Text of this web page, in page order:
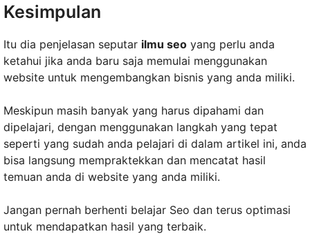
Kesimpulan
Itu dia penjelasan seputar ilmu seo yang perlu anda
ketahui jika anda baru saja memulai menggunakan
website untuk mengembangkan bisnis yang anda miliki.
Meskipun masih banyak yang harus dipahami dan
dipelajari, dengan menggunakan langkah yang tepat
seperti yang sudah anda pelajari di dalam artikel ini, anda
bisa langsung mempraktekkan dan mencatat hasil
temuan anda di website yang anda miliki.
Jangan pernah berhenti belajar Seo dan terus optimasi
untuk mendapatkan hasil yang terbaik.